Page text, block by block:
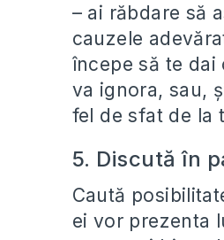
– ai răbdare să
cauzele
începe să te
va ignora, sau,
fel de sfat de la
5. Discută în
Caută
ei vor prezenta